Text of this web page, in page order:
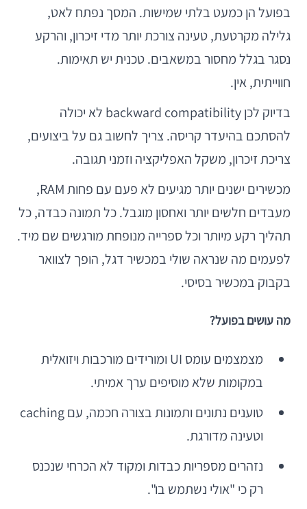
בפועל הן כמעט בלתי שמישות. המסך נפתח לאט,
גלילה מקרטעת, טעינה צורכת יותר מדי זיכרון, והרקע
נסגר בגלל מחסור במשאבים. טכנית יש תאימות.
חווייתית, אין.
בדיוק לכן backward compatibility לא יכולה
להסתכם בהיעדר קריסה. צריך לחשוב גם על ביצועים,
צריכת זיכרון, משקל האפליקציה וזמני תגובה.
מכשירים ישנים יותר מגיעים לא פעם עם פחות RAM,
מעבדים חלשים יותר ואחסון מוגבל. כל תמונה כבדה, כל
תהליך רקע מיותר וכל ספרייה מנופחת מורגשים שם מיד.
לפעמים מה שנראה שולי במכשיר דגל, הופך לצוואר
בקבוק במכשיר בסיסי.
מה עושים בפועל?
מצמצמים עומס UI ומורידים מורכבות ויזואלית
במקומות שלא מוסיפים ערך אמיתי.
טוענים נתונים ותמונות בצורה חכמה, עם caching
וטעינה מדורגת.
נזהרים מספריות כבדות ומקוד לא הכרחי שנכנס
רק כי "אולי נשתמש בו".